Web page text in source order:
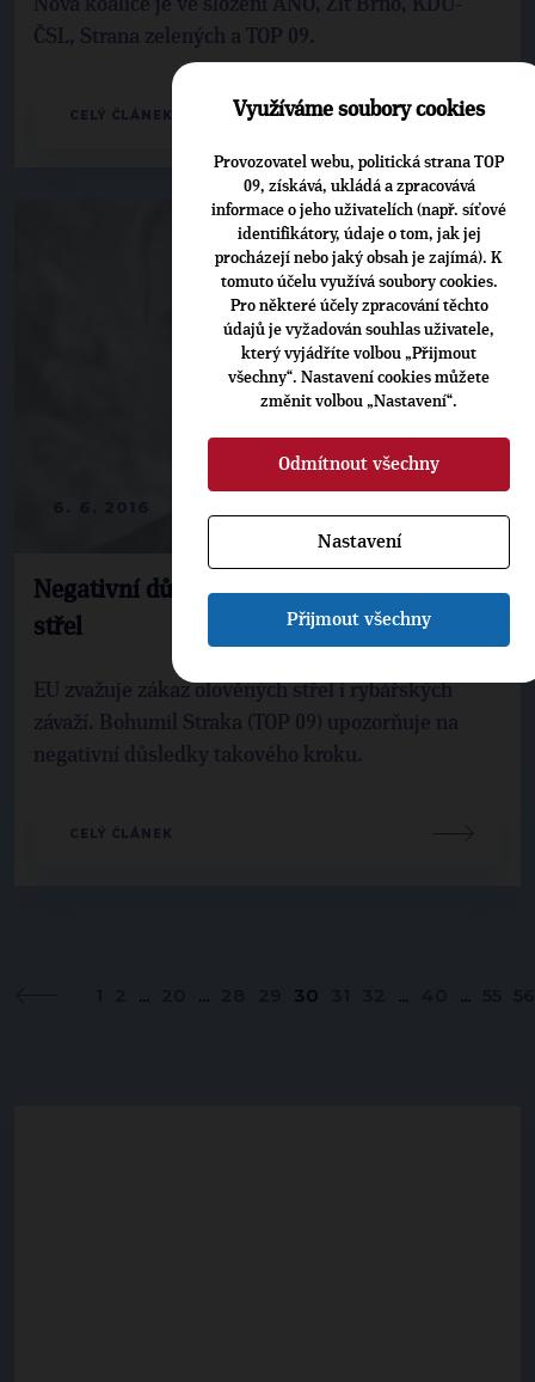
Nová koalice je ve složení ANO, Žít Brno, KDU-
ČSL, Strana zelených a TOP 09.
CELÝ ČLÁNEK
Negativní důsledky zákazu olověných
střel
EU zvažuje zákaz olověných střel i rybářských
závaží. Bohumil Straka (TOP 09) upozorňuje na
negativní důsledky takového kroku.
CELÝ ČLÁNEK
... ... 30 ... ...
Využíváme soubory cookies
Provozovatel webu, politická strana TOP
09, získává, ukládá a zpracovává
informace o jeho uživatelích (např. síťové
identifikátory, údaje o tom, jak jej
procházejí nebo jaký obsah je zajímá). K
tomuto účelu využívá soubory cookies.
Pro některé účely zpracování těchto
údajů je vyžadován souhlas uživatele,
který vyjádříte volbou „Přijmout
všechny“. Nastavení cookies můžete
změnit volbou „Nastavení“.
Odmítnout všechny
Nastavení
Přijmout všechny